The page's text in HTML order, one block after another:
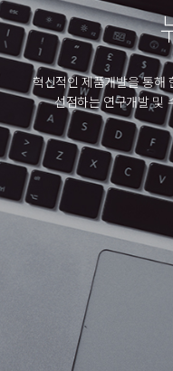
혁신적인 제품개발을 통해
선점하는 연구개발 및